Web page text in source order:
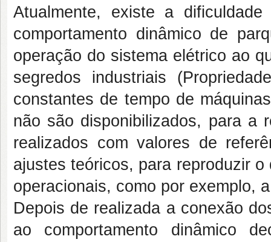
Atualmente, existe a
comportamento dinâmico de
operação do sistema elétrico ao
segredos industriais
constantes de tempo de
não são disponibilizados, para a
realizados com valores de
ajustes teóricos, para reproduzir
operacionais, como por exemplo,
Depois de realizada a conexão
ao comportamento dinâmico